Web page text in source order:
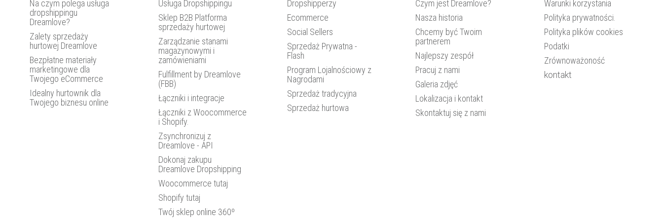
Na czym polega usługa
dropshippingu
Dreamlove?
Zalety sprzedaży
hurtowej Dreamlove
Bezpłatne materiały
marketingowe dla
Twojego eCommerce
Idealny hurtownik dla
Twojego biznesu online
Usługa Dropshippingu
Sklep B2B Platforma
sprzedaży hurtowej
Zarządzanie stanami
magazynowymi i
zamówieniami
Fulfillment by Dreamlove
(FBB)
Łączniki i integracje
Łączniki z Woocommerce
i Shopify.
Zsynchronizuj z
Dreamlove - API
Dokonaj zakupu
Dreamlove Dropshipping
Woocommerce tutaj
Shopify tutaj
Twój sklep online 360º
Dropshipperzy
Ecommerce
Social Sellers
Sprzedaż Prywatna -
Flash
Program Lojalnościowy z
Nagrodami
Sprzedaż tradycyjna
Sprzedaż hurtowa
Czym jest Dreamlove?
Nasza historia
Chcemy być Twoim
partnerem
Najlepszy zespół
Pracuj z nami
Galeria zdjęć
Lokalizacja i kontakt
Skontaktuj się z nami
Warunki korzystania
Polityka prywatności.
Polityka plików cookies
Podatki
Zrównoważoność
kontakt